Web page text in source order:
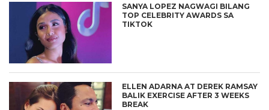
SANYA LOPEZ NAGWAGI BILANG
TOP CELEBRITY AWARDS SA
TIKTOK
ELLEN ADARNA AT DEREK RAMSAY
BALIK EXERCISE AFTER 3 WEEKS
BREAK